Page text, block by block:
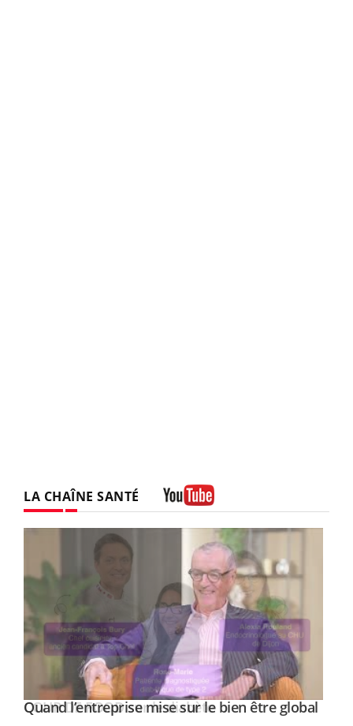
LA CHAÎNE SANTÉ
Youtube
Quand l’entreprise mise sur le bien être global